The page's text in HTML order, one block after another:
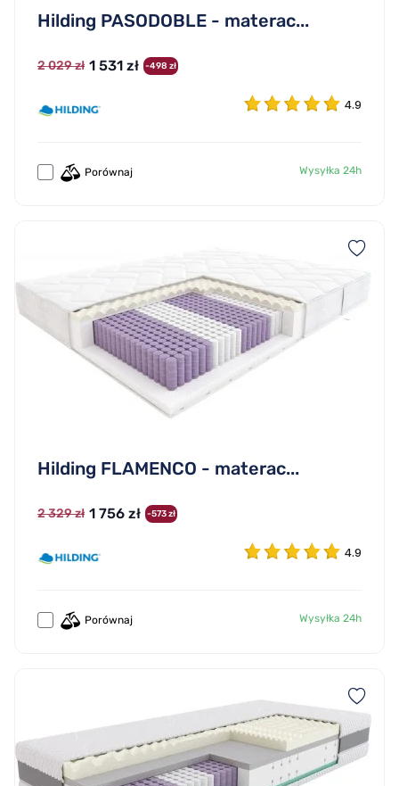
Hilding PASODOBLE - materac...
2 029 zł 1 531 zł -498 zł
4.9
Porównaj Wysyłka 24h
Hilding FLAMENCO - materac...
2 329 zł 1 756 zł -573 zł
4.9
Porównaj Wysyłka 24h